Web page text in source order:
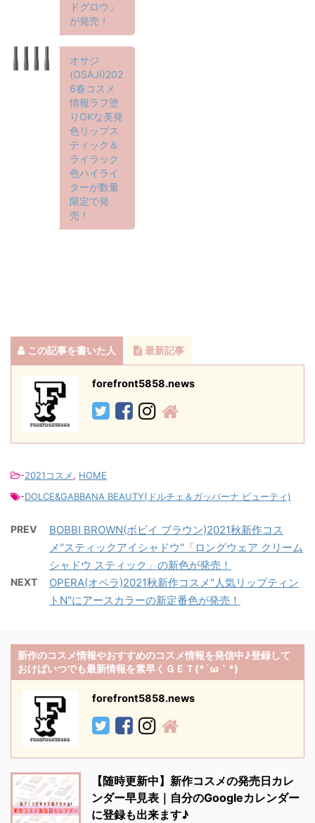
ドグロウ」
が発売！
オサジ
(OSAJI)202
6春コスメ
情報ラフ塗
りOKな美発
色リップス
ティック＆
ライラック
色ハイライ
ターが数量
限定で発
売！
この記事を書いた人 最新記事
forefront5858.news
-2021コスメ, HOME
-DOLCE&GABBANA BEAUTY(ドルチェ＆ガッバーナ ビューティ)
PREV
BOBBI BROWN(ボビイ ブラウン)2021秋新作コス
メ"スティックアイシャドウ"「ロングウェア クリーム
シャドウ スティック」の新色が発売！
NEXT
OPERA(オペラ)2021秋新作コスメ"人気リップティン
トN"にアースカラーの新定番色が発売！
新作のコスメ情報やおすすめのコスメ情報を発信中♪登録して
おけばいつでも最新情報を素早くＧＥＴ(*´ω｀*)
forefront5858.news
【随時更新中】新作コスメの発売日カレ
ンダー早見表｜自分のGoogleカレンダー
に登録も出来ます♪